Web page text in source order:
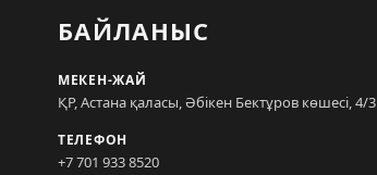
БАЙЛАНЫС
МЕКЕН-ЖАЙ
ҚР, Астана қаласы, Әбікен Бектұров көшесі, 4/3
ТЕЛЕФОН
+7 701 933 8520